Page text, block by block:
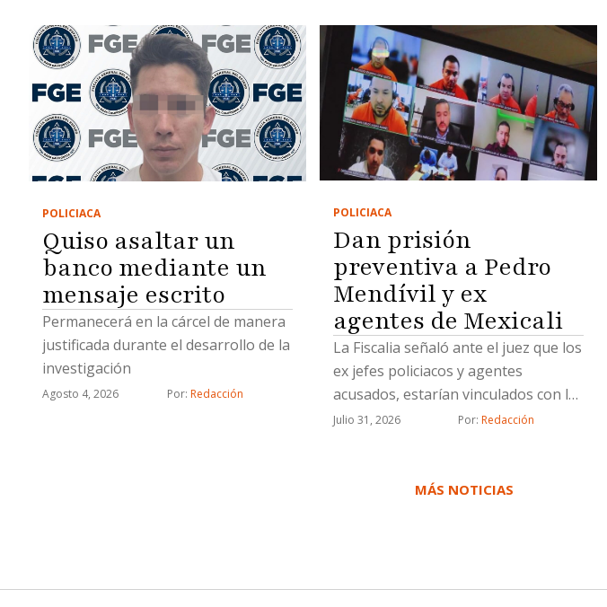
POLICIACA
Quiso asaltar un
banco mediante un
mensaje escrito
Permanecerá en la cárcel de manera
justificada durante el desarrollo de la
investigación
Agosto 4, 2026 Por: Redacción
POLICIACA
Dan prisión
preventiva a Pedro
Mendívil y ex
agentes de Mexicali
La Fiscalia señaló ante el juez que los
ex jefes policiacos y agentes
acusados, estarían vinculados con la
célula delictiva de “Los Rusos”
Julio 31, 2026 Por: Redacción
MÁS NOTICIAS